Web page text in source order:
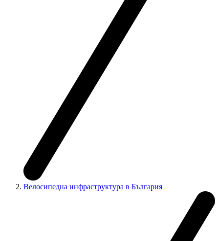
Велосипедна инфраструктура в България